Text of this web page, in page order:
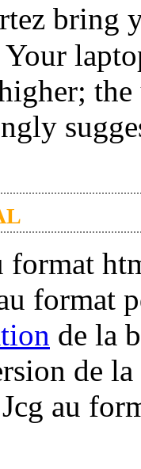
bring
Your
format
format
de la
de
au